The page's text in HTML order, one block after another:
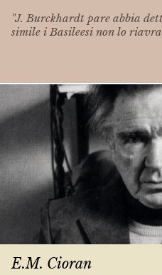
"J. Burckhardt pare abbia
simile i Basileesi non lo
E.M. Cioran